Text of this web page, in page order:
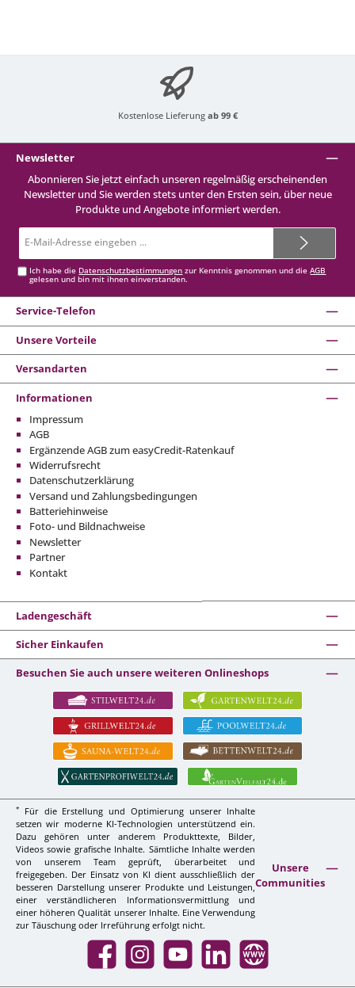
Kostenlose Lieferung ab 99 €
Newsletter
Abonnieren Sie jetzt einfach unseren regelmäßig erscheinenden
Newsletter und Sie werden stets unter den Ersten sein, über neue
Produkte und Angebote informiert werden.
Mail-
Ich habe die Datenschutzbestimmungen zur Kenntnis genommen und dieAGB
gelesen und bin mit ihnen einverstanden.
Service-Telefon
Unsere Vorteile
Versandarten
Informationen
Impressum
AGB
Ergänzende AGB zum easyCredit-Ratenkauf
Widerrufsrecht
Datenschutzerklärung
Versand und Zahlungsbedingungen
Batteriehinweise
Foto- und Bildnachweise
Newsletter
Partner
Kontakt
Ladengeschäft
Sicher Einkaufen
Besuchen Sie auch unsere weiteren Onlineshops
*
Für die Erstellung und Optimierung unserer Inhalte
setzen wir moderne KI-Technologien unterstützend ein.
Dazu gehören unter anderem Produkttexte, Bilder,
Videos sowie grafische Inhalte. Sämtliche Inhalte werden
von unserem Team geprüft, überarbeitet und
freigegeben. Der Einsatz von KI dient ausschließlich der
besseren Darstellung unserer Produkte und Leistungen,
einer verständlicheren Informationsvermittlung und
einer höheren Qualität unserer Inhalte. Eine Verwendung
zur Täuschung oder Irreführung erfolgt nicht.
Unsere
Communities
Facebook InstagramYouTube LinkedIn Website